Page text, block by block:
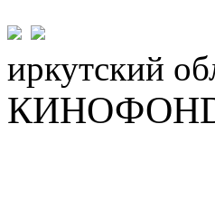
иркутский